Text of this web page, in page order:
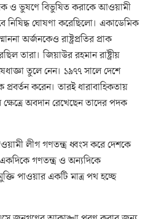
ও ভুষণে বিভুষিত করাকে আওয়ামী
নিষিদ্ধ ঘোষণা করেছিলো। একাডেমিক
অর্জনকেও রাষ্ট্রপ্রতির প্রাক
তারা। জিয়াউর রহমান রাষ্ট্রীয়
তুলে নেন। ১৯৭৭ সালে দেশে
করেন। তারই ধারাবাহিকতায়
ক্ষেত্রে অবদান রেখেছেন তাদের পদক
লীগ গণতন্ত্র ধ্বংস করে দেশকে
গণতন্ত্র ও অন্যদিকে
পাওয়ার একটি মাত্র পথ হচ্ছে